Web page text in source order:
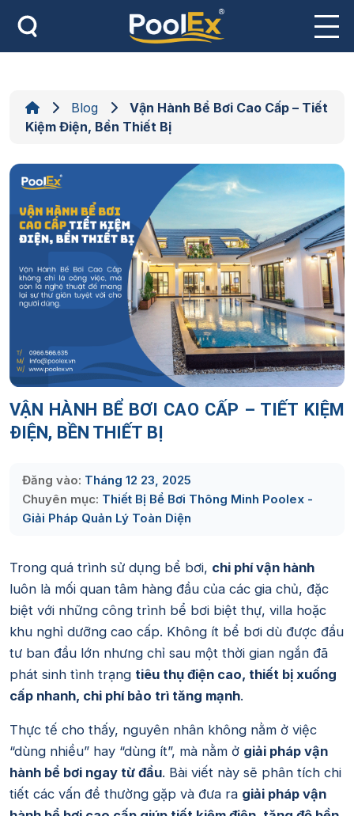
Blog
Vận Hành Bể Bơi Cao Cấp – Tiết
Kiệm Điện, Bền Thiết Bị
VẬN HÀNH BỂ BƠI CAO CẤP – TIẾT KIỆM
ĐIỆN, BỀN THIẾT BỊ
Đăng vào: Tháng 12 23, 2025
Chuyên mục: Thiết Bị Bể Bơi Thông Minh Poolex -
Giải Pháp Quản Lý Toàn Diện
Trong quá trình sử dụng bể bơi, chi phí vận hành
luôn là mối quan tâm hàng đầu của các gia chủ, đặc
biệt với những công trình bể bơi biệt thự, villa hoặc
khu nghỉ dưỡng cao cấp. Không ít bể bơi dù được đầu
tư ban đầu lớn nhưng chỉ sau một thời gian ngắn đã
phát sinh tình trạng tiêu thụ điện cao, thiết bị xuống
cấp nhanh, chi phí bảo trì tăng mạnh.
Thực tế cho thấy, nguyên nhân không nằm ở việc
“dùng nhiều” hay “dùng ít”, mà nằm ở giải pháp vận
hành bể bơi ngay từ đầu. Bài viết này sẽ phân tích chi
tiết các vấn đề thường gặp và đưa ra giải pháp vận